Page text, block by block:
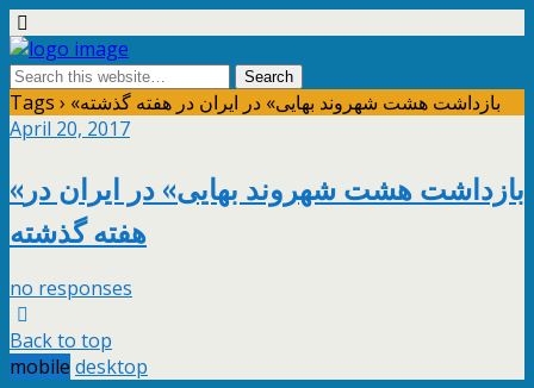
Tags › «بازداشت هشت شهروند بهایی» در ایران در هفته گذشته
April 20, 2017
«بازداشت هشت شهروند بهایی» در ایران در
هفته گذشته
no responses
Back to top
mobile desktop